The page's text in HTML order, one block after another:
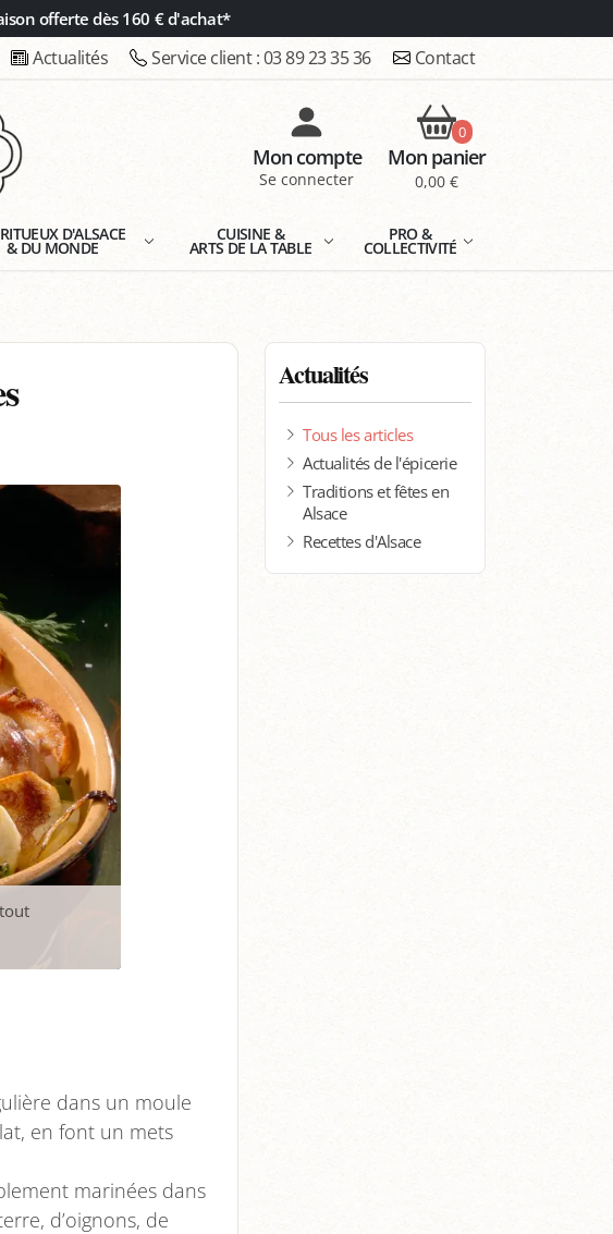
offerte dès 160 € d'achat*
Actualités Service client :03 89 23 35 36 Contact
Mon compte
Se connecter
0
Mon panier
0,00 €
D'ALSACE
& DU MONDE
CUISINE &
ARTS DE LA TABLE
PRO &
COLLECTIVITÉ
dans un moule
en font un mets
marinées dans
d’oignons, de
Actualités
Tous les articles
Actualités de l'épicerie
Traditions et fêtes en
Alsace
Recettes d'Alsace